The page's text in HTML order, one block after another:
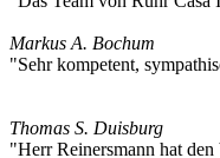
Markus A. Bochum
"Sehr kompetent,
Thomas S. Duisburg
"Herr Reinersmann hat